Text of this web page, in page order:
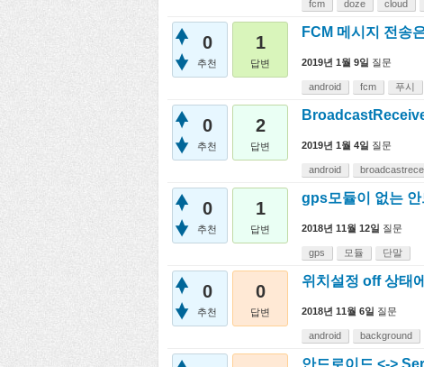
fcm doze cloud
0
추천
1
답변
FCM 메시지 전송
2019년 1월 9일 질문
android fcm 푸시
0
추천
2
답변 2019년 1월 4일 질문
android
0
추천
1
답변
gps모듈이 없는
2018년 11월 12일 질문
gps 모듈 단말
0
추천
0
답변
위치설정 off 상태
2018년 11월 6일 질문
android background
안드로이드 <->